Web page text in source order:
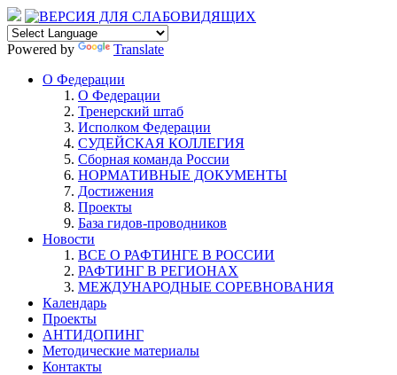
Powered by
Translate
О Федерации
О Федерации
Тренерский штаб
Исполком Федерации
СУДЕЙСКАЯ КОЛЛЕГИЯ
Сборная команда России
НОРМАТИВНЫЕ ДОКУМЕНТЫ
Достижения
Проекты
База гидов-проводников
Новости
ВСЕ О РАФТИНГЕ В РОССИИ
РАФТИНГ В РЕГИОНАХ
МЕЖДУНАРОДНЫЕ СОРЕВНОВАНИЯ
Календарь
Проекты
АНТИДОПИНГ
Методические материалы
Контакты